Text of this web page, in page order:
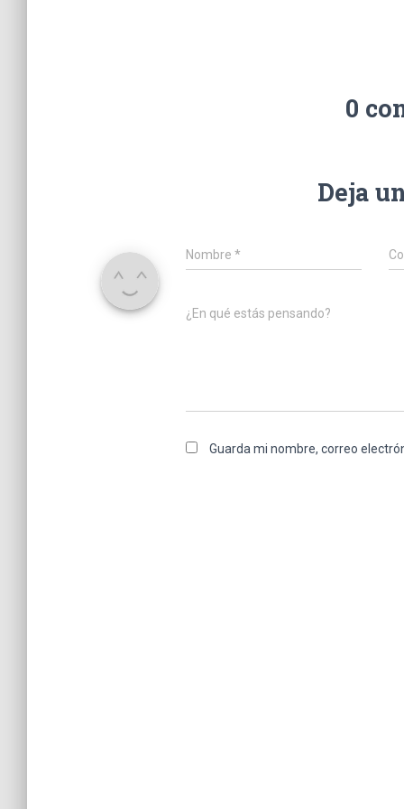
0
Deja
Nombre *
¿En qué estás pensando?
Guarda mi nombre, correo